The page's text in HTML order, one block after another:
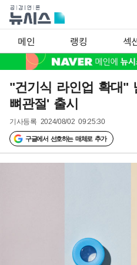
메인 랭킹 섹
"건기식 라인업 확대"
뼈관절' 출시
기사등록 2024/08/02 09:25:30
구글에서 선호하는 매체로 추가